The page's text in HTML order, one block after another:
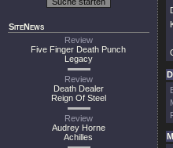
SiteNews
Review
Five Finger Death Punch
Legacy
Review
Death Dealer
Reign Of Steel
Review
Audrey Horne
Achilles